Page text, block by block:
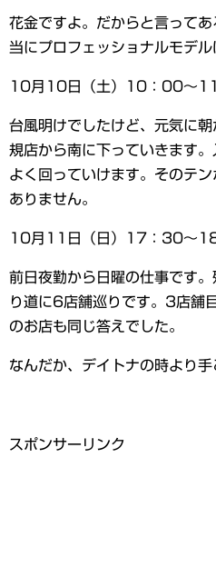
花金ですよ。だからと言って
当にプロフェッショナルモデル
10月10日（土）10：00～
台風明けでしたけど、元気に
規店から南に下っていきます
よく回っていけます。そのテ
ありません。
10月11日（日）17：30～
前日夜勤から日曜の仕事です
り道に6店舗巡りです。3店舗
のお店も同じ答えでした。
なんだか、デイトナの時より手
スポンサーリンク